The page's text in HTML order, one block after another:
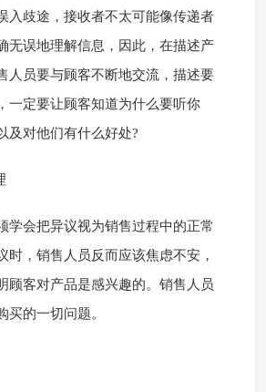
入歧途，接收者不太可能像传递者
无误地理解信息，因此，在描述产
人员要与顾客不断地交流，描述要
一定要让顾客知道为什么要听你
及对他们有什么好处?
学会把异议视为销售过程中的正常
时，销售人员反而应该焦虑不安，
顾客对产品是感兴趣的。销售人员
买的一切问题。